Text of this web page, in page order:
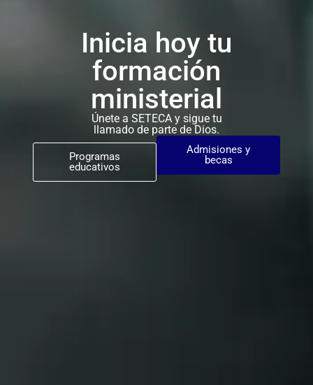
Inicia hoy tu
formación
ministerial
Únete a SETECA y sigue tu
llamado de parte de Dios.
Programas
educativos
Admisiones y
becas